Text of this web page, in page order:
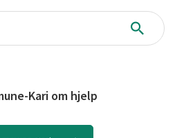
Søk
Kari om hjelp